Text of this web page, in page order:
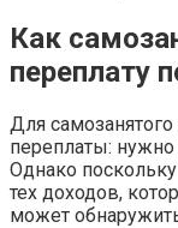
Как
переплату
Для
переплаты:
Однако
тех доходов,
может